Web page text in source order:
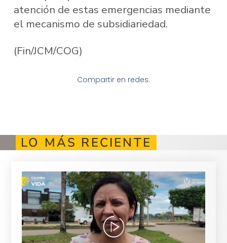
atención de estas emergencias mediante
el mecanismo de subsidiariedad.
(Fin/JCM/COG)
Compartir en redes:
LO MÁS RECIENTE